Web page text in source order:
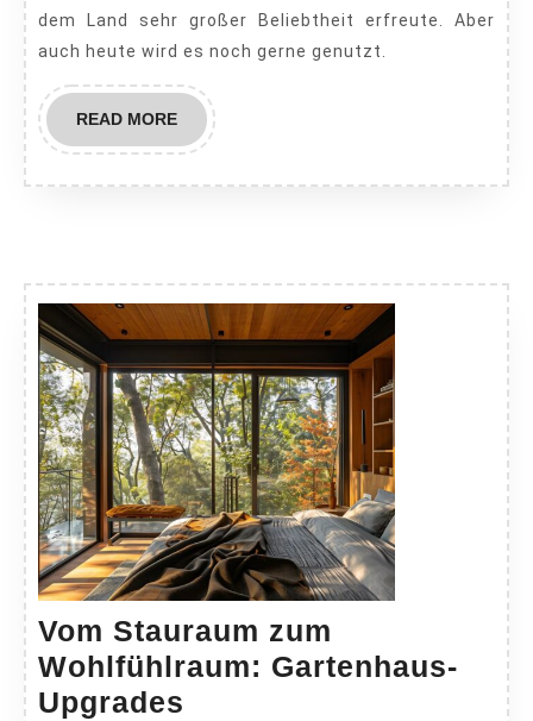
dem Land sehr großer Beliebtheit erfreute. Aber
auch heute wird es noch gerne genutzt.
READ MOREREAD
MORE
Vom Stauraum zum
Wohlfühlraum: Gartenhaus-
Upgrades